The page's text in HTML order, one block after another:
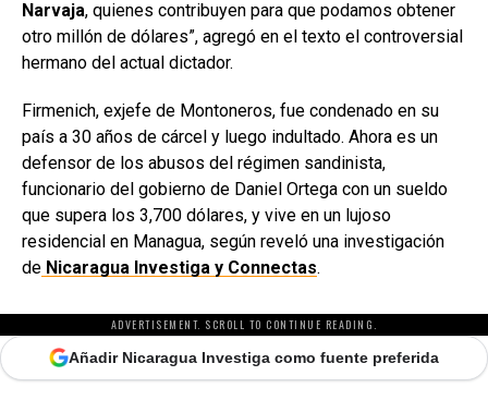
Narvaja, quienes contribuyen para que podamos obtener
otro millón de dólares”, agregó en el texto el controversial
hermano del actual dictador.
Firmenich, exjefe de Montoneros, fue condenado en su
país a 30 años de cárcel y luego indultado. Ahora es un
defensor de los abusos del régimen sandinista,
funcionario del gobierno de Daniel Ortega con un sueldo
que supera los 3,700 dólares, y vive en un lujoso
residencial en Managua, según reveló una investigación
de Nicaragua Investiga y Connectas.
ADVERTISEMENT. SCROLL TO CONTINUE READING.
Añadir Nicaragua Investiga como fuente preferida